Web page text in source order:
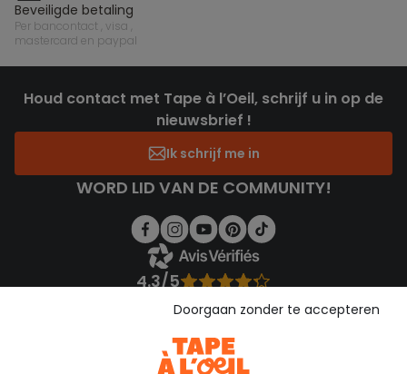
beveiligde betaling
per bancontact , visa ,
mastercard en paypal
Houd contact met Tape à l’Oeil, schrijf u in op de
nieuwsbrief !
Ik schrijf me in
WORD LID VAN DE COMMUNITY!
4.3/5
Bekijk de vertrouwensverklaring
Download onze applicatie
Doorgaan zonder te accepteren